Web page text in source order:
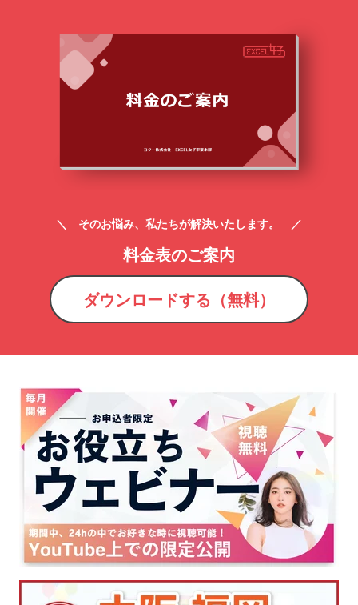
＼ そのお悩み、私たちが解決いたします。 ／
料金表のご案内
ダウンロードする（無料）